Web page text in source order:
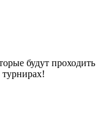
будут проходить